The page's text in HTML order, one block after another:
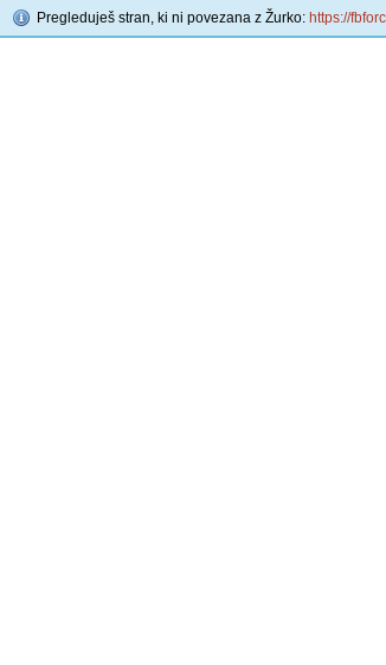
Pregleduješ stran, ki ni povezana z Žurko: https://